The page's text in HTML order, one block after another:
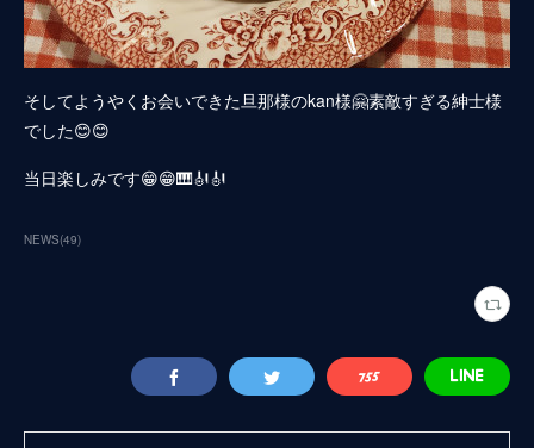
そしてようやくお会いできた旦那様のkan様🤗素敵すぎる紳士様
でした😊😊
当日楽しみです😁😁🎹🎻🎻
NEWS(49)